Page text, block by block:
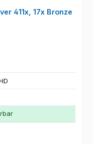
411x, 17x Bronze